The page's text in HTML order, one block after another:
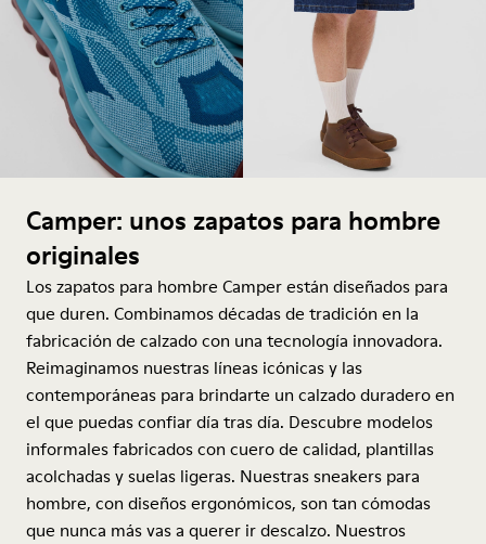
Camper: unos zapatos para hombre
originales
Los zapatos para hombre Camper están diseñados para
que duren. Combinamos décadas de tradición en la
fabricación de calzado con una tecnología innovadora.
Reimaginamos nuestras líneas icónicas y las
contemporáneas para brindarte un calzado duradero en
el que puedas confiar día tras día. Descubre modelos
informales fabricados con cuero de calidad, plantillas
acolchadas y suelas ligeras. Nuestras sneakers para
hombre, con diseños ergonómicos, son tan cómodas
que nunca más vas a querer ir descalzo. Nuestros